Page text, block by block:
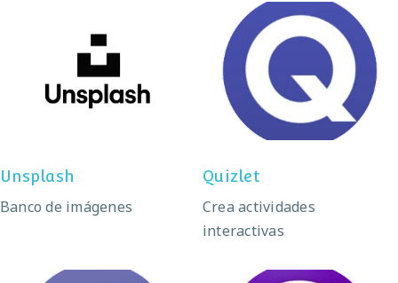
Unsplash
Unsplash
Banco de imágenes
Quizlet
Quizlet
Crea actividades
interactivas